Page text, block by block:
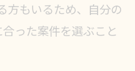
方もいるため、自分の
った案件を選ぶこと